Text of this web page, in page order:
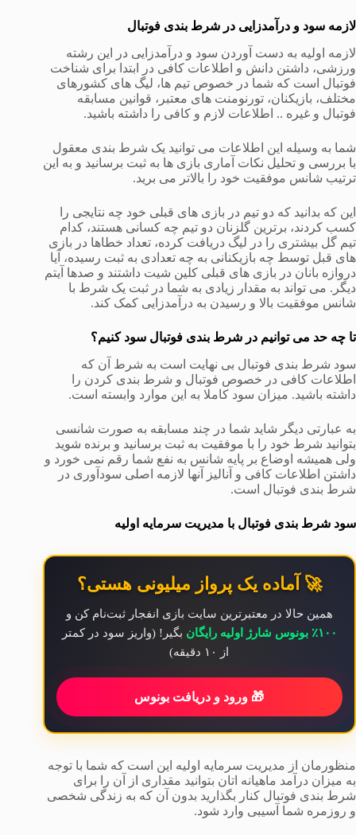
لازمه سود و درآمدزایی در شرط بندی فوتبال
لازمه اولیه به دست آوردن سود و درآمدزایی در این رشته
ورزشی، داشتن دانش و اطلاعات کافی در ابتدا برای شناخت
فوتبال است که شما در خصوص تیم ها، لیگ های کشورهای
مختلف، بازیکنان، تورنومنت های معتبر، قوانین مسابقه
فوتبال و غیره .. اطلاعات لازم و کافی را داشته باشید.
شما به وسیله این اطلاعات می توانید یک شرط بندی معقول
با بررسی و تحلیل نکات آماری بازی ها به ثبت برسانید و به این
ترتیب شانس موفقیت خود را بالاتر می برید.
این که بدانید که دو تیم در بازی های قبلی خود چه نتایجی را
کسب کردند، برترین گلزنان دو تیم چه کسانی هستند، کدام
تیم گل بیشتری را در لیگ دریافت کرده، تعداد خطاها در بازی
های قبل توسط چه بازیکنانی به چه تعدادی به ثبت رسیده، آیا
دروازه بانان در بازی های قبلی کلین شیت داشتند و صدها آیتم
دیگر. می تواند به مقدار زیادی به شما در ثبت یک شرط با
شانس موفقیت بالا و رسیدن به درآمدزایی کمک کند.
تا چه حد می توانیم در شرط بندی فوتبال سود کنیم؟
سود شرط بندی فوتبال بی نهایت است به شرط آن که
اطلاعات کافی در خصوص فوتبال و شرط بندی کردن را
داشته باشید. میزان سود کاملا به این موارد وابسته است.
به عبارتی دیگر شاید شما در چند مسابقه به صورت شانسی
بتوانید شرط خود را با موفقیت به ثبت برسانید و برنده شوید
ولی همیشه اوضاع بر پایه شانس به نفع شما رقم نمی خورد و
داشتن اطلاعات کافی و آنالیز آنها لازمه اصلی سودآوری در
شرط بندی فوتبال است.
سود شرط بندی فوتبال با مدیریت سرمایه اولیه
🚀 آماده یک پرواز میلیونی هستی؟
همین حالا در معتبرترین سایت بازی انفجار ثبت‌نام کن و
۱۰۰٪ بونوس شارژ اولیه رایگان
بگیر! (واریز سود در کمتر
از ۱۰ دقیقه)
🎁 ورود و دریافت بونوس
منظورمان از مدیریت سرمایه اولیه این است که شما با توجه
به میزان درآمد ماهیانه اتان بتوانید مقداری از آن را برای
شرط بندی فوتبال کنار بگذارید بدون آن که به زندگی شخصی
و روزمره شما آسیبی وارد شود.